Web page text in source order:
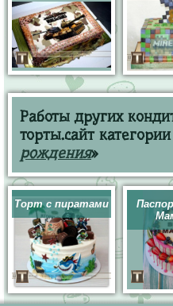
Работы других
торты.сайт
рождения»
Торт с пиратами